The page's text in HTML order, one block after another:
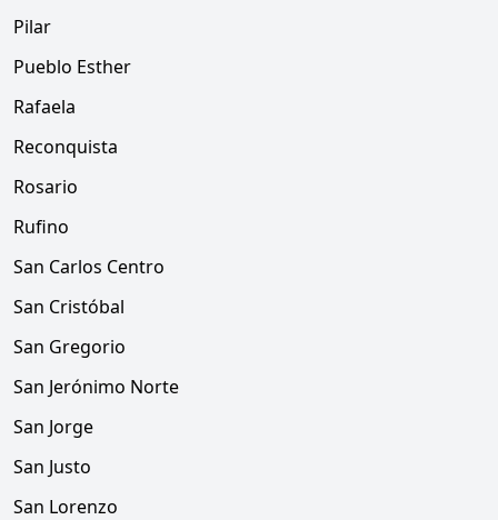
Pilar
Pueblo Esther
Rafaela
Reconquista
Rosario
Rufino
San Carlos Centro
San Cristóbal
San Gregorio
San Jerónimo Norte
San Jorge
San Justo
San Lorenzo